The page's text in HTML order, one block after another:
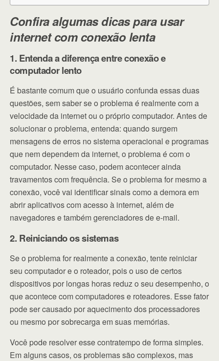
Confira algumas dicas para usar
internet com conexão lenta
1. Entenda a diferença entre conexão e
computador lento
É bastante comum que o usuário confunda essas duas
questões, sem saber se o problema é realmente com a
velocidade da internet ou o próprio computador. Antes de
solucionar o problema, entenda: quando surgem
mensagens de erros no sistema operacional e programas
que nem dependem da internet, o problema é com o
computador. Nesse caso, podem acontecer ainda
travamentos com frequência. Se o problema for mesmo a
conexão, você vai identificar sinais como a demora em
abrir aplicativos com acesso à internet, além de
navegadores e também gerenciadores de e-mail.
2. Reiniciando os sistemas
Se o problema for realmente a conexão, tente reiniciar
seu computador e o roteador, pois o uso de certos
dispositivos por longas horas reduz o seu desempenho, o
que acontece com computadores e roteadores. Esse fator
pode ser causado por aquecimento dos processadores
ou mesmo por sobrecarga em suas memórias.
Você pode resolver esse contratempo de forma simples.
Em alguns casos, os problemas são complexos, mas